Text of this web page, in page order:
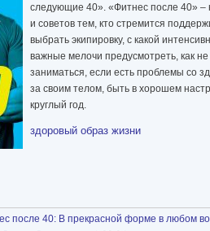
следующие 40». «Фитнес после 40» –
и советов тем, кто стремится
выбрать экипировку, с какой
важные мелочи предусмотреть, как
заниматься, если есть проблемы со
за своим телом, быть в хорошем
круглый год.
здоровый образ жизни
после 40: В прекрасной форме в любом